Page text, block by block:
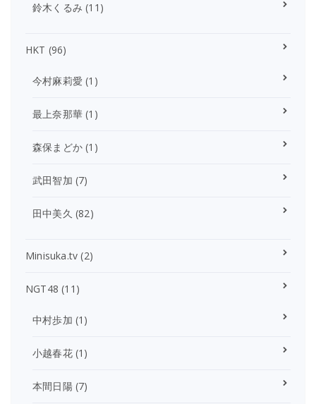
鈴木くるみ (11)
HKT (96)
今村麻莉愛 (1)
最上奈那華 (1)
森保まどか (1)
武田智加 (7)
田中美久 (82)
Minisuka.tv (2)
NGT48 (11)
中村歩加 (1)
小越春花(1)
本間日陽(7)